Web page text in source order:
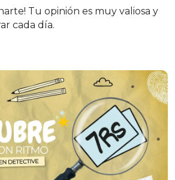
Tu opinión es muy valiosa y
cada día.